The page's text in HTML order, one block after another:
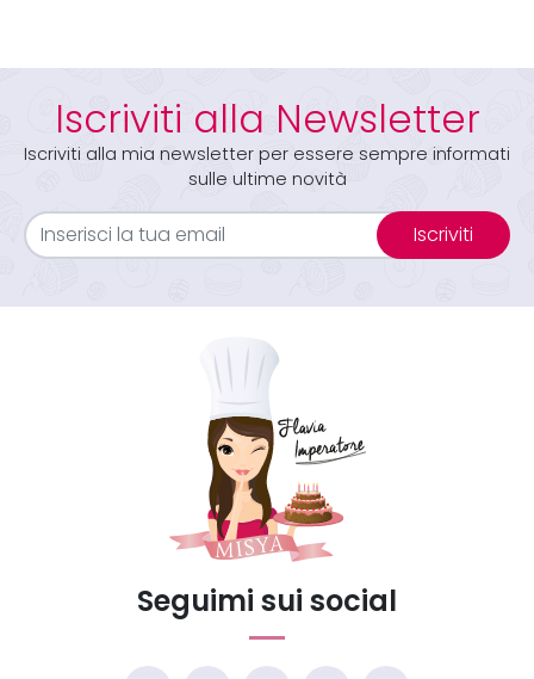
Iscriviti alla Newsletter
Iscriviti alla mia newsletter per essere sempre informati
sulle ultime novità
Iscriviti
Seguimi sui social